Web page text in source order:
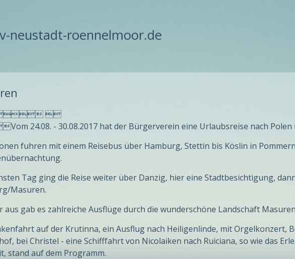
neustadt-roennelmoor.de

24.08. - 30.08.2017 hat der Bürgerverein eine Urlaubsreise nach Polen
fuhren mit einem Reisebus über Hamburg, Stettin bis Köslin in
Tag ging die Reise weiter über Danzig, hier eine Stadtbesichtigung,
Masuren.
aus gab es zahlreiche Ausflüge durch die wunderschöne Landschaft
auf der Krutinna, ein Ausflug nach Heiligenlinde, mit Orgelkonzert,
bei Christel - eine Schifffahrt von Nicolaiken nach Ruiciana, so wie das
stand auf dem Programm.